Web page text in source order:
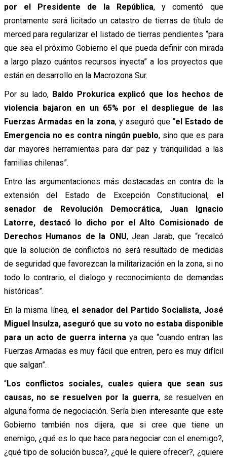
por el Presidente de la República, y comentó que
prontamente será licitado un catastro de tierras de título de
merced para regularizar el listado de tierras pendientes “para
que sea el próximo Gobierno el que pueda definir con mirada
a largo plazo cuántos recursos inyecta” a los proyectos que
están en desarrollo en la Macrozona Sur.
Por su lado, Baldo Prokurica explicó que los hechos de
violencia bajaron en un 65% por el despliegue de las
Fuerzas Armadas en la zona, y aseguró que “el Estado de
Emergencia no es contra ningún pueblo, sino que es para
dar mayores herramientas para dar paz y tranquilidad a las
familias chilenas”.
Entre las argumentaciones más destacadas en contra de la
extensión del Estado de Excepción Constitucional, el
senador de Revolución Democrática, Juan Ignacio
Latorre, destacó lo dicho por el Alto Comisionado de
Derechos Humanos de la ONU, Jean Jarab, que “recalcó
que la solución de conflictos no será resultado de medidas
de seguridad que favorezcan la militarización en la zona, si no
todo lo contrario, el dialogo y reconocimiento de demandas
históricas”.
En la misma línea, el senador del Partido Socialista, José
Miguel Insulza, aseguró que su voto no estaba disponible
para un acto de guerra interna ya que “cuando entran las
Fuerzas Armadas es muy fácil que entren, pero es muy difícil
que salgan”.
“Los conflictos sociales, cuales quiera que sean sus
causas, no se resuelven por la guerra, se resuelven en
alguna forma de negociación. Sería bien interesante que este
Gobierno también nos dijera, que si cree que tiene un
enemigo, ¿qué es lo que hace para negociar con el enemigo?,
¿qué tipo de solución busca?, ¿qué le quiere ofrecer?, ¿quiere